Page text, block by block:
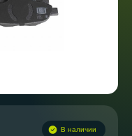
В наличии